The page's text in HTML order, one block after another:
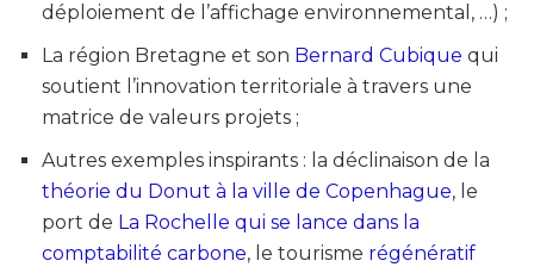
déploiement de l’affichage environnemental, …) ;
La région Bretagne et son Bernard Cubique qui
soutient l’innovation territoriale à travers une
matrice de valeurs projets ;
Autres exemples inspirants : la déclinaison de la
théorie du Donut à la ville de Copenhague, le
port de La Rochelle qui se lance dans la
comptabilité carbone, le tourisme régénératif